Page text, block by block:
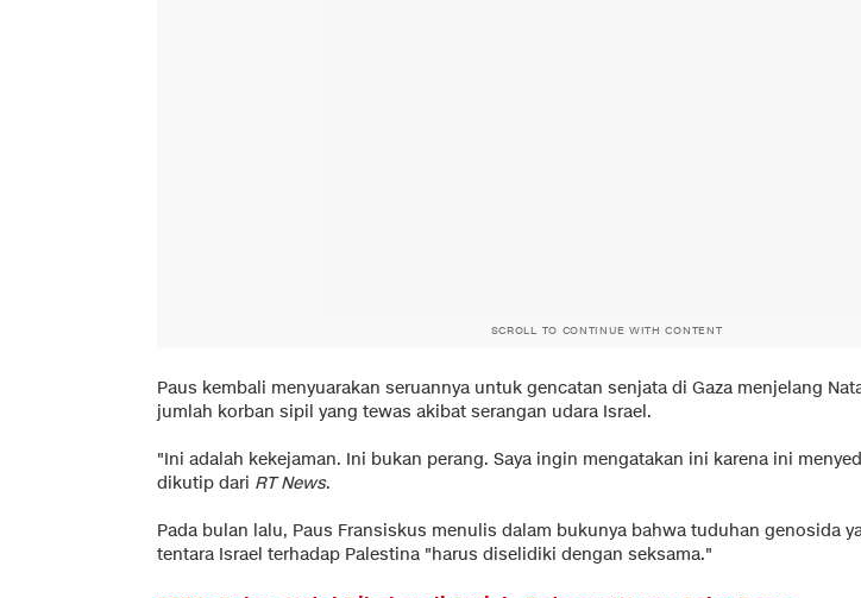
SCROLL TO CONTINUE WITH CONTENT
Paus kembali menyuarakan seruannya untuk gencatan senjata di Gaza menjelang
jumlah korban sipil yang tewas akibat serangan udara Israel.
"Ini adalah kekejaman. Ini bukan perang. Saya ingin mengatakan ini karena ini
dikutip dari RT News.
Pada bulan lalu, Paus Fransiskus menulis dalam bukunya bahwa tuduhan genosida
tentara Israel terhadap Palestina "harus diselidiki dengan seksama."